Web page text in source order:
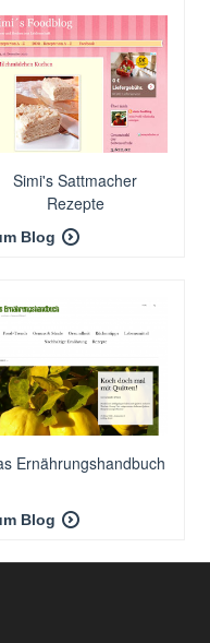
Simi's Sattmacher
Rezepte
Blog
Ernährungshandbuch
Blog